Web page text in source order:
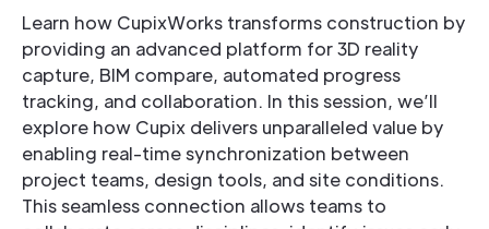
Learn how CupixWorks transforms construction by
providing an advanced platform for 3D reality
capture, BIM compare, automated progress
tracking, and collaboration. In this session, we’ll
explore how Cupix delivers unparalleled value by
enabling real-time synchronization between
project teams, design tools, and site conditions.
This seamless connection allows teams to